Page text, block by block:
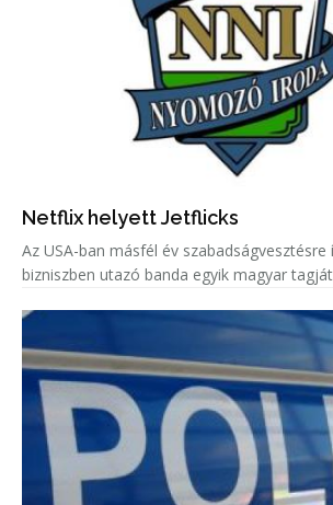
Netflix helyett Jetflicks
Az USA-ban másfél év szabadságvesztésre
bizniszben utazó banda egyik magyar